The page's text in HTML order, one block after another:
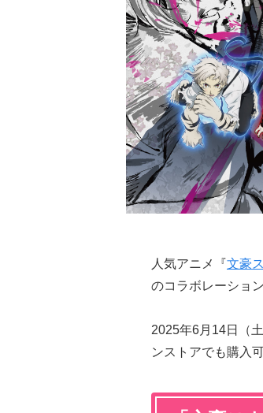
人気アニメ『文豪
のコラボレーショ
2025年6月14日（
ンストアでも購入